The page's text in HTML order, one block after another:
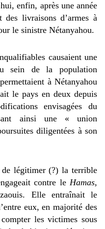
enfin, après une année
livraisons d’armes à
le sinistre Nétanyahou.
causaient une
sein de la population
à Nétanyahou
le pays en deux depuis
envisagées du
ainsi une « union
diligentées à son
légitimer (?) la terrible
contre le Hamas,
Elle entraînait le
eux, en majorité des
les victimes sous